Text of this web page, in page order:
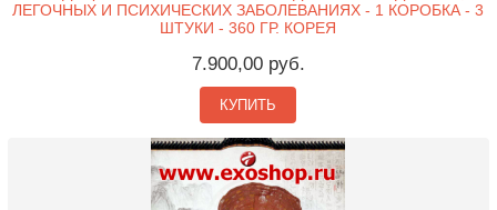
ЛЕГОЧНЫХ И ПСИХИЧЕСКИХ ЗАБОЛЕВАНИЯХ - 1 КОРОБКА - 3
ШТУКИ - 360 ГР. КОРЕЯ
7.900,00 руб.
КУПИТЬ